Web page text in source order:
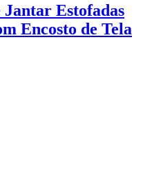
Estofadas
Encosto de Tela